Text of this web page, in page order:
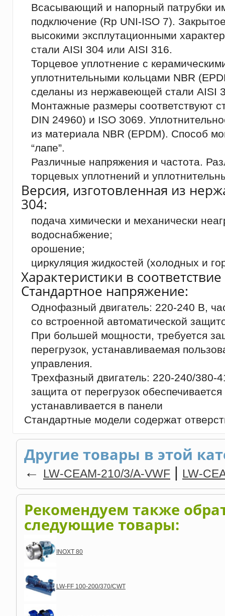
Всасывающий и напорный патрубки
подключение (Rp UNI-ISO 7).
высокими эксплутационными
стали AISI 304 или AISI 316.
Торцевое уплотнение с
уплотнительными кольцами NBR
сделаны из нержавеющей стали AISI
Монтажные размеры соответствуют
DIN 24960) и ISO 3069.
из материала NBR (EPDM). Способ
“лапе”.
Различные напряжения и частота.
торцевых уплотнений и
Версия, изготовленная из
304:
подача химически и механически
водоснабжение;
орошение;
циркуляция жидкостей (холодных и
Характеристики в
Стандартное напряжение:
Однофазный двигатель: 220-240 В,
со встроенной автоматической
При большей мощности, требуется
перегрузок, устанавливаемая
управления.
Трехфазный двигатель: 220-240/380-
защита от перегрузок
устанавливается в панели
Стандартные модели содержат
Другие товары в этой
← LW-CEAM-210/3/A-VWF | LW-
Рекомендуем также
следующие товары:
INOXT 80
LW-FF 100-200/370/CWT